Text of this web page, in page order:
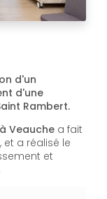
d'un
d'une
Rambert.
Veauche a fait
a réalisé le
et